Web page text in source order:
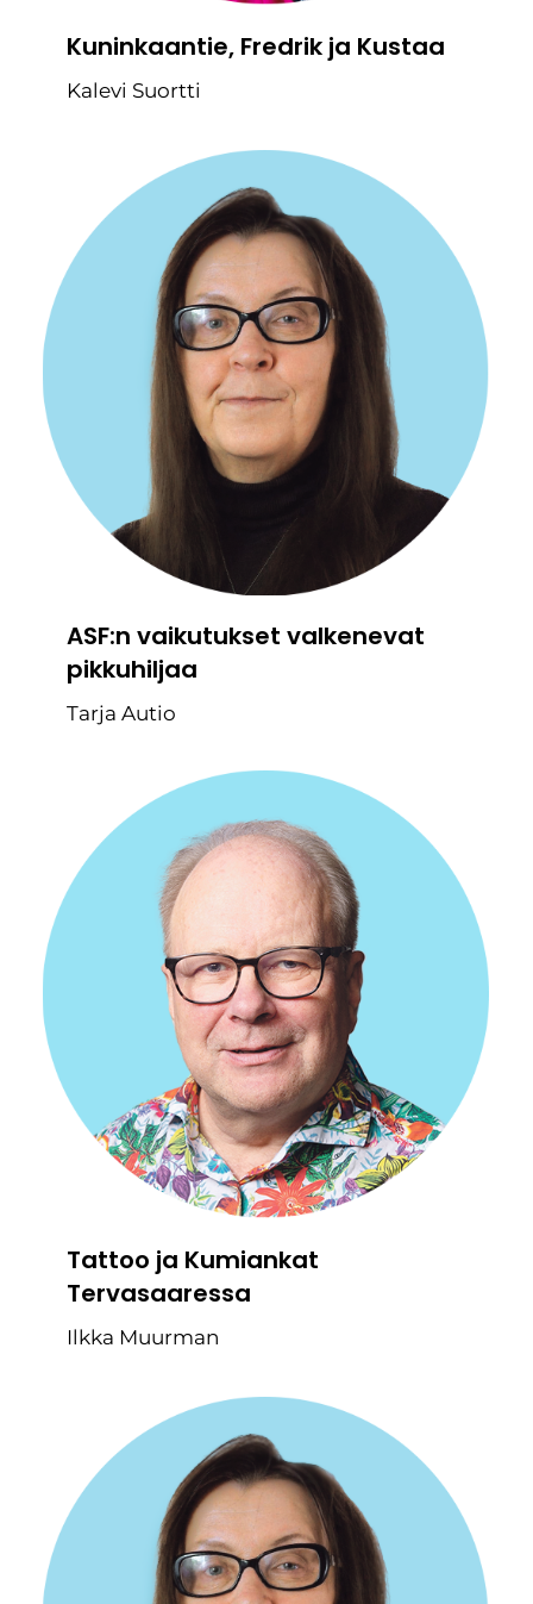
Kuninkaantie, Fredrik ja Kustaa
Kalevi Suortti
ASF:n vaikutukset valkenevat
pikkuhiljaa
Tarja Autio
Tattoo ja Kumiankat
Tervasaaressa
Ilkka Muurman